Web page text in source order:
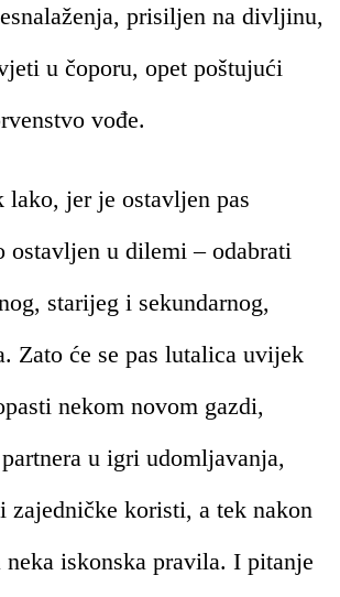
prisiljen na divljinu,
u čoporu, opet poštujući
vođe.
jer je ostavljen pas
ostavljen u dilemi – odabrati
starijeg i sekundarnog,
Zato će se pas lutalica uvijek
nekom novom gazdi,
u igri udomljavanja,
zajedničke koristi, a tek nakon
neka iskonska pravila. I pitanje